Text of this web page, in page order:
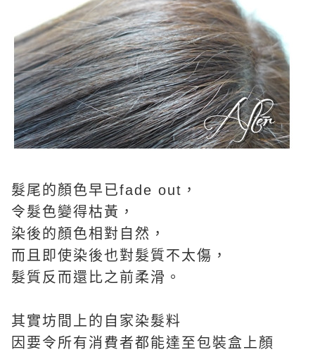
髮尾的顏色早已fade out，
令髮色變得枯黃，
染後的顏色相對 自然，
而且即使染後也對髮質不太傷，
髮質反而還比之前柔滑。
其實坊間上的自家染髮料
因要令所有消費者都能達至包裝盒上顏